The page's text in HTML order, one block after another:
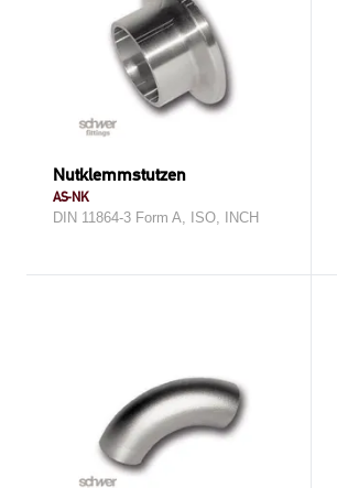
Nutklemmstutzen
AS-NK
DIN 11864-3 Form A, ISO, INCH